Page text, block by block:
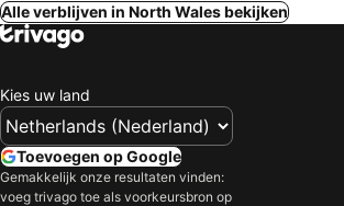
Alle verblijven in North Wales bekijken
Kies uw land
Toevoegen op Google
Gemakkelijk onze resultaten vinden:
voeg trivago toe als voorkeursbron op